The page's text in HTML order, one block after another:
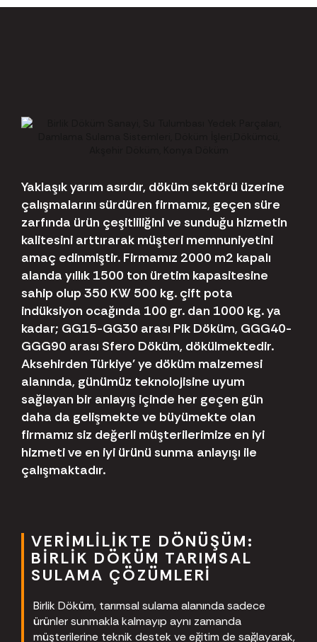
Yaklaşık yarım asırdır, döküm sektörü üzerine
çalışmalarını sürdüren firmamız, geçen süre
zarfında ürün çeşitliliğini ve sunduğu hizmetin
kalitesini arttırarak müşteri memnuniyetini
amaç edinmiştir. Firmamız 2000 m2 kapalı
alanda yıllık 1500 ton üretim kapasitesine
sahip olup 350 KW 500 kg. çift pota
indüksiyon ocağında 100 gr. dan 1000 kg. ya
kadar; GG15-GG30 arası Pik Döküm, GGG40-
GGG90 arası Sfero Döküm, dökülmektedir.
Aksehirden Türkiye' ye döküm malzemesi
alanında, günümüz teknolojisine uyum
sağlayan bir anlayış içinde her geçen gün
daha da gelişmekte ve büyümekte olan
firmamız siz değerli müşterilerimize en iyi
hizmeti ve en iyi ürünü sunma anlayışı ile
çalışmaktadır.
VERIMLILIKTE DÖNÜŞÜM:
BIRLIK DÖKÜM TARIMSAL
SULAMA ÇÖZÜMLERI
Birlik Döküm, tarımsal sulama alanında sadece
ürünler sunmakla kalmayıp aynı zamanda
müşterilerine teknik destek ve eğitim de sağlayarak,